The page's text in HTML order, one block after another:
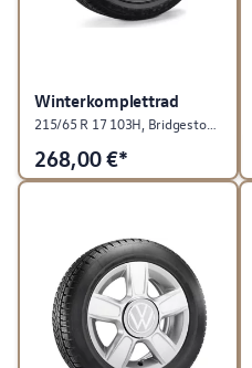
Winterkomplettrad
215/65 R 17 103H, Bridgestone Blizzak LM-005, Stahl, Schwarz, rechts
268,00€*